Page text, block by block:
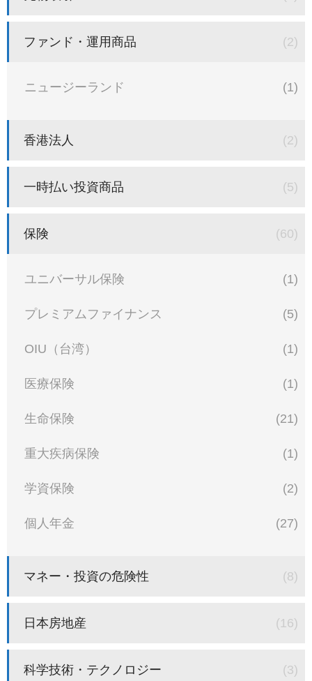
ファンド・運用商品 (2)
ニュージーランド (1)
香港法人 (2)
一時払い投資商品 (5)
保険 (60)
ユニバーサル保険 (1)
プレミアムファイナンス (5)
OIU（台湾） (1)
医療保険 (1)
生命保険 (21)
重大疾病保険 (1)
学資保険 (2)
個人年金 (27)
マネー・投資の危険性 (8)
日本房地産 (16)
科学技術・テクノロジー (3)